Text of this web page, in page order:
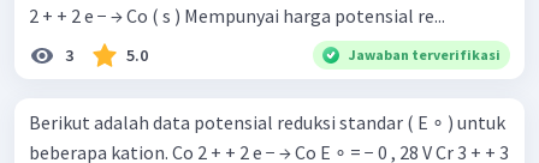
2 + + 2 e − → Co ( s ) Mempunyai harga potensial re...
3 5.0 Jawaban terverifikasi
Berikut adalah data potensial reduksi standar ( E ∘ ) untuk
beberapa kation. Co 2 + + 2 e − → Co E ∘ = − 0 , 28 V Cr 3 + + 3